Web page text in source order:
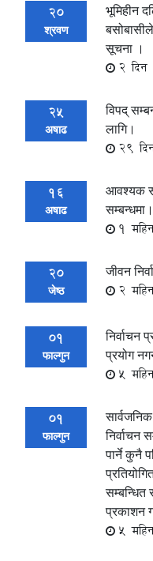
20
श्रवण
भूमिहीन
सूचना ।
2 दिन
25
अषाढ
विपद्
लागि।
29
16
अषाढ
आवश्यक
सम्बन्धमा।
1
20
जेष्ठ
जीवन
2
01
फाल्गुन
निर्वाचन
प्रयोग
5
01
फाल्गुन
निर्वाचन
पार्ने कुनै
सम्बन्धित
प्रकाशन
5